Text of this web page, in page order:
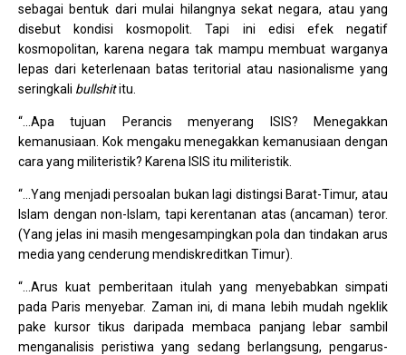
sebagai bentuk dari mulai hilangnya sekat negara, atau yang
disebut kondisi kosmopolit. Tapi ini edisi efek negatif
kosmopolitan, karena negara tak mampu membuat warganya
lepas dari keterlenaan batas teritorial atau nasionalisme yang
seringkali bullshititu.
“…Apa tujuan Perancis menyerang ISIS? Menegakkan
kemanusiaan. Kok mengaku menegakkan kemanusiaan dengan
cara yang militeristik? Karena ISIS itu militeristik.
“…Yang menjadi persoalan bukan lagi distingsi Barat-Timur, atau
Islam dengan non-Islam, tapi kerentanan atas (ancaman) teror.
(Yang jelas ini masih mengesampingkan pola dan tindakan arus
media yang cenderung mendiskreditkan Timur).
“…Arus kuat pemberitaan itulah yang menyebabkan simpati
pada Paris menyebar. Zaman ini, di mana lebih mudah ngeklik
pake kursor tikus daripada membaca panjang lebar sambil
menganalisis peristiwa yang sedang berlangsung, pengarus-